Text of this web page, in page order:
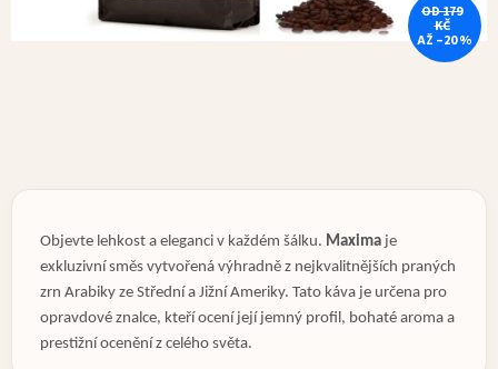
Objevte lehkost a eleganci v každém šálku. Maxima je
exkluzivní směs vytvořená výhradně z nejkvalitnějších praných
zrn Arabiky ze Střední a Jižní Ameriky. Tato káva je určena pro
opravdové znalce, kteří ocení její jemný profil, bohaté aroma a
prestižní ocenění z celého světa.
OD 179
KČ
AŽ –20 %